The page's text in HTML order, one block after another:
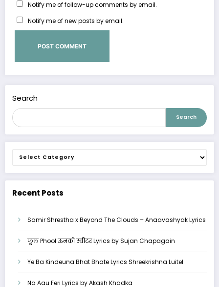
Notify me of follow-up comments by email.
Notify me of new posts by email.
Search
Search
Categories
Recent Posts
Samir Shrestha x Beyond The Clouds – Anaavashyak Lyrics
फूल Phool ऊनको स्वीटर Lyrics by Sujan Chapagain
Ye Ba Kindeuna Bhat Bhate Lyrics Shreekrishna Luitel
Na Aau Feri Lyrics by Akash Khadka